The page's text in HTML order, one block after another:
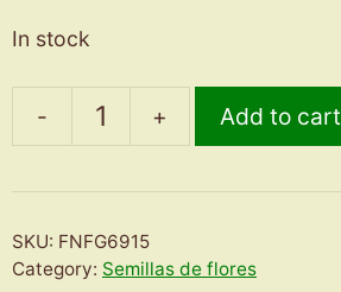
In stock
-
CACTUS
CACTUS
PLANTAS
+ Add to cart
SKU: FNFG6915
Category: Semillas de flores